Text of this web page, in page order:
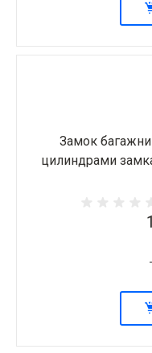
Замок
цилиндрами
-